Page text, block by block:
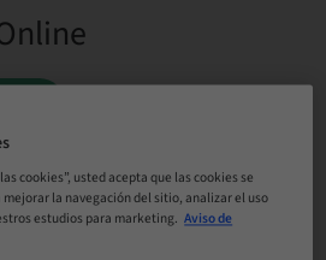
cookies”, usted acepta que las cookies se
la navegación del sitio, analizar el uso
estudios para marketing. Aviso de